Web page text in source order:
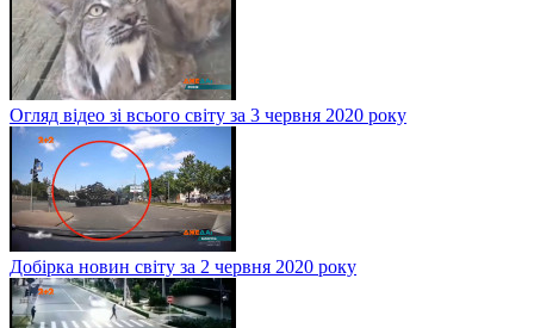
Огляд відео зі всього світу за 3 червня 2020 року
Добірка новин світу за 2 червня 2020 року